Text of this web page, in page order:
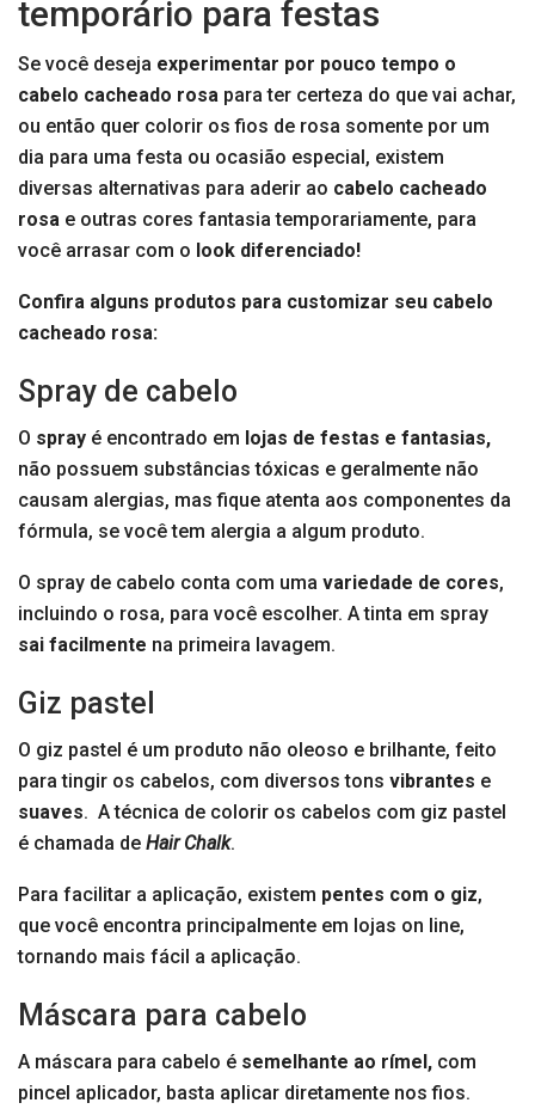
temporário para festas
Se você deseja experimentar por pouco tempo o
cabelo cacheado rosa para ter certeza do que vai achar,
ou então quer colorir os fios de rosa somente por um
dia para uma festa ou ocasião especial, existem
diversas alternativas para aderir ao cabelo cacheado
rosa e outras cores fantasia temporariamente, para
você arrasar com o look diferenciado!
Confira alguns produtos para customizar seu cabelo
cacheado rosa:
Spray de cabelo
O spray é encontrado em lojas de festas e fantasias,
não possuem substâncias tóxicas e geralmente não
causam alergias, mas fique atenta aos componentes da
fórmula, se você tem alergia a algum produto.
O spray de cabelo conta com uma variedade de cores,
incluindo o rosa, para você escolher. A tinta em spray
sai facilmente na primeira lavagem.
Giz pastel
O giz pastel é um produto não oleoso e brilhante, feito
para tingir os cabelos, com diversos tons vibrantes e
suaves. A técnica de colorir os cabelos com giz pastel
é chamada de Hair Chalk.
Para facilitar a aplicação, existem pentes com o giz,
que você encontra principalmente em lojas on line,
tornando mais fácil a aplicação.
Máscara para cabelo
A máscara para cabelo é semelhante ao rímel, com
pincel aplicador, basta aplicar diretamente nos fios.